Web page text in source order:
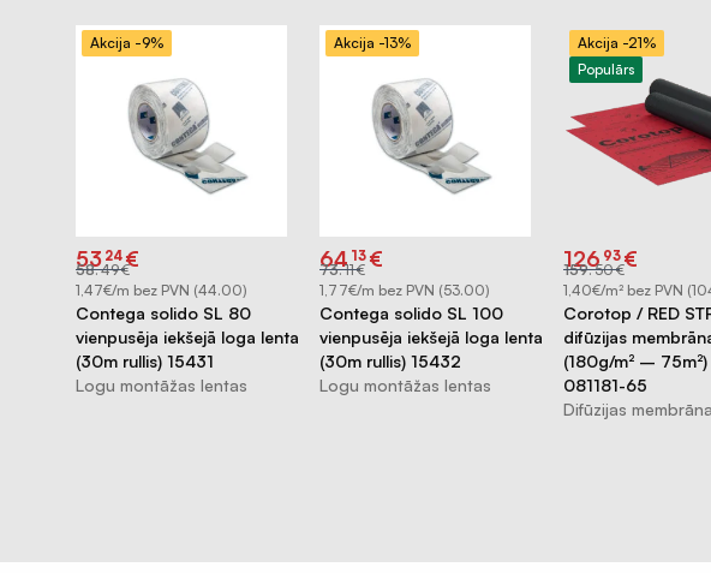
Akcija -9%
€
58.49
Original
price
was:
€58.49.
€
53 24
Current
price
is:
€53.24.
1,47€/m bez PVN (44.00)
Contega solido SL 80
vienpusēja iekšejā loga lenta
(30m rullis) 15431
Logu montāžas lentas
Akcija -13%
€
73.11
Original
price
was:
€73.11.
€
64 13
Current
price
is:
€64.13.
1,77€/m bez PVN (53.00)
Contega solido SL 100
vienpusēja iekšejā loga lenta
(30m rullis) 15432
Logu montāžas lentas
Akcija -21%
Populārs
€
159.50
Original
price
was:
€159.50.
€
126 93
Current
price
is:
€126.93.
1,40€/m² bez PVN
Corotop / RED
difūzijas
(180g/m² –
081181-65
Difūzijas